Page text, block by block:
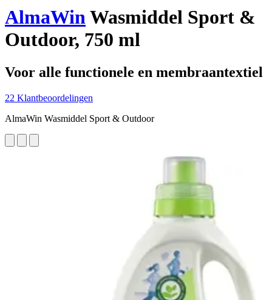
AlmaWinWasmiddel Sport &
Outdoor, 750 ml
Voor alle functionele en membraantextiel
22 Klantbeoordelingen
AlmaWin Wasmiddel Sport & Outdoor